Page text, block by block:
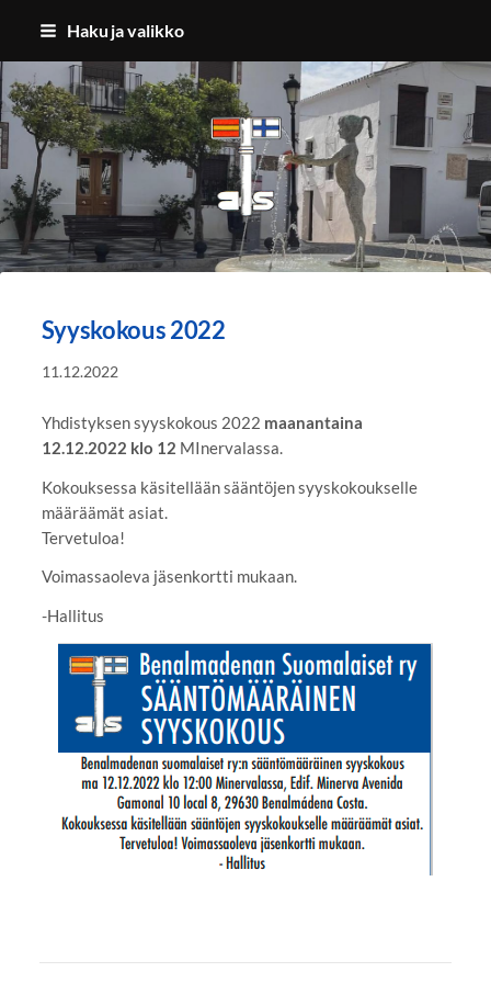
Siirry
sisältöön
Haku ja valikko
Benalmadenan Suomalaiset ry
Syyskokous 2022
11.12.2022
Yhdistyksen syyskokous 2022 maanantaina
12.12.2022 klo 12 MInervalassa.
Kokouksessa käsitellään sääntöjen syyskokoukselle
määräämät asiat.
Tervetuloa!
Voimassaoleva jäsenkortti mukaan.
-Hallitus